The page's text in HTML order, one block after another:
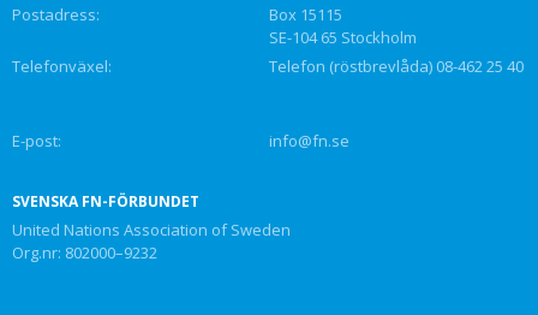
Postadress:
Box 15115
SE-104 65 Stockholm
Telefonväxel:
Telefon (röstbrevlåda) 08-462 25 40
E-post: info@fn.se
SVENSKA FN-FÖRBUNDET
United Nations Association of Sweden
Org.nr: 802000–9232